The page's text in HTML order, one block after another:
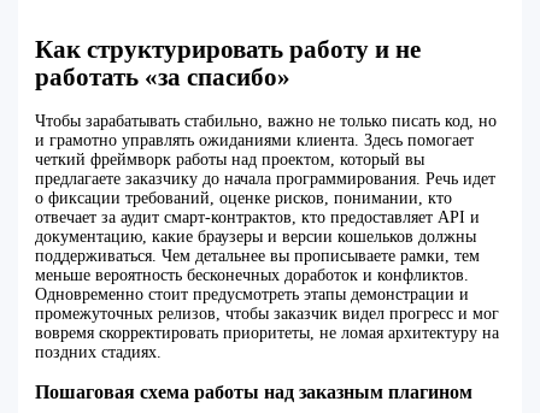
Как структурировать работу и не
работать «за спасибо»
Чтобы зарабатывать стабильно, важно не только писать код, но
и грамотно управлять ожиданиями клиента. Здесь помогает
четкий фреймворк работы над проектом, который вы
предлагаете заказчику до начала программирования. Речь идет
о фиксации требований, оценке рисков, понимании, кто
отвечает за аудит смарт-контрактов, кто предоставляет API и
документацию, какие браузеры и версии кошельков должны
поддерживаться. Чем детальнее вы прописываете рамки, тем
меньше вероятность бесконечных доработок и конфликтов.
Одновременно стоит предусмотреть этапы демонстрации и
промежуточных релизов, чтобы заказчик видел прогресс и мог
вовремя скорректировать приоритеты, не ломая архитектуру на
поздних стадиях.
Пошаговая схема работы над заказным плагином